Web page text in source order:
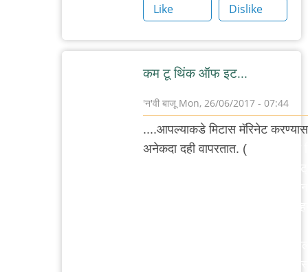
Like
Dislike
कम टू थिंक ऑफ इट...
'न'वी बाजू Mon, 26/06/2017 - 07:44
In
reply
....आपल्याकडे मिटास मॅरिनेट
अनेकदा दही वापरतात. (
दह्यात मॅरिनेशन हा प्रकार फॉर सम
रीझन फारसा आवडत अँड/ऑर झेपत
इज़ अनदर ष्टोरी. आय रादर प्रेफर
किंवा लिंबाचारस किंवा